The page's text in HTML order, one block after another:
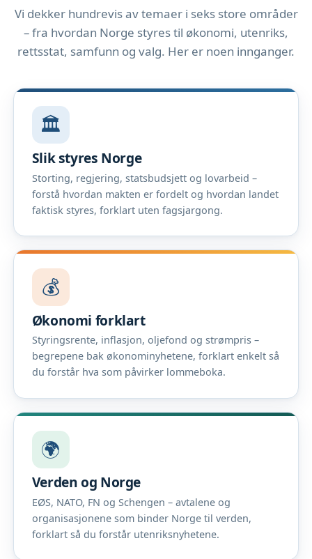
Vi dekker hundrevis av temaer i seks store områder
– fra hvordan Norge styres til økonomi, utenriks,
rettsstat, samfunn og valg. Her er noen innganger.
🏛️
Slik styres Norge
Storting, regjering, statsbudsjett og lovarbeid –
forstå hvordan makten er fordelt og hvordan landet
faktisk styres, forklart uten fagsjargong.
💰
Økonomi forklart
Styringsrente, inflasjon, oljefond og strømpris –
begrepene bak økonominyhetene, forklart enkelt så
du forstår hva som påvirker lommeboka.
🌍
Verden og Norge
EØS, NATO, FN og Schengen – avtalene og
organisasjonene som binder Norge til verden,
forklart så du forstår utenriksnyhetene.